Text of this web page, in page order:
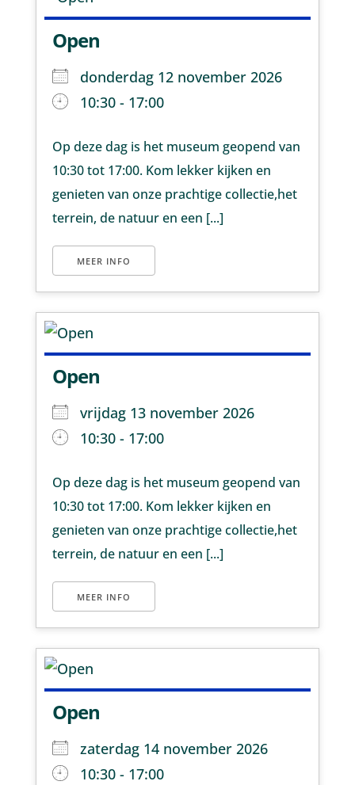
Open
donderdag 12 november 2026
10:30 - 17:00
Op deze dag is het museum geopend van
10:30 tot 17:00. Kom lekker kijken en
genieten van onze prachtige collectie,het
terrein, de natuur en een [...]
MEER INFO
Open
vrijdag 13 november 2026
10:30 - 17:00
Op deze dag is het museum geopend van
10:30 tot 17:00. Kom lekker kijken en
genieten van onze prachtige collectie,het
terrein, de natuur en een [...]
MEER INFO
Open
zaterdag 14 november 2026
10:30 - 17:00